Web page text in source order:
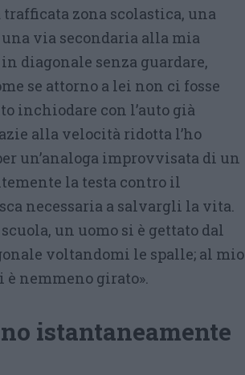
trafficata zona scolastica, una
via secondaria alla mia
diagonale senza guardare,
se attorno a lei non ci fosse
inchiodare con l’auto già
alla velocità ridotta l’ho
un’analoga improvvisata di un
la testa contro il
necessaria a salvargli la vita.
un uomo si è gettato dal
voltandomi le spalle; al mio
nemmeno girato».
istantaneamente